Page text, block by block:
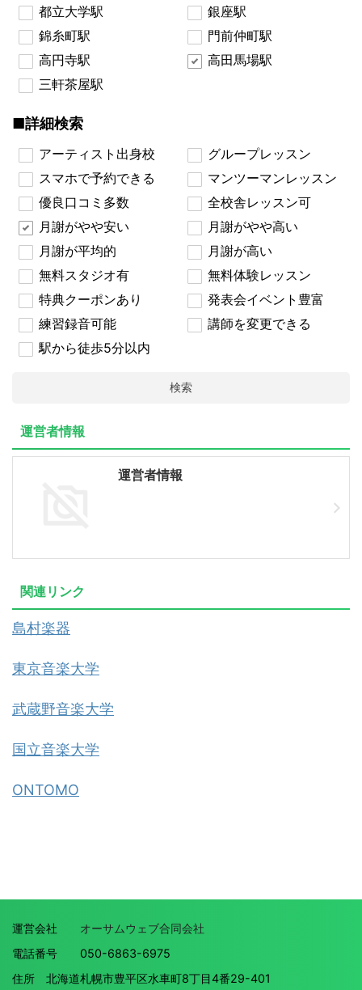
都立大学駅
銀座駅
錦糸町駅
門前仲町駅
高円寺駅
高田馬場駅
三軒茶屋駅
■詳細検索
アーティスト出身校
グループレッスン
スマホで予約できる
マンツーマンレッスン
優良口コミ多数
全校舎レッスン可
月謝がやや安い
月謝がやや高い
月謝が平均的
月謝が高い
無料スタジオ有
無料体験レッスン
特典クーポンあり
発表会イベント豊富
練習録音可能
講師を変更できる
駅から徒歩5分以内
検索
運営者情報
運営者情報
関連リンク
島村楽器
東京音楽大学
武蔵野音楽大学
国立音楽大学
ONTOMO
運営会社 オーサムウェブ合同会社
電話番号 050-6863-6975
住所 北海道札幌市豊平区水車町8丁目4番29-401